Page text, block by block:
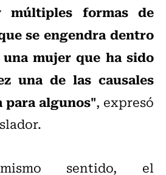
múltiples formas de
se engendra dentro
mujer que ha sido
una de las causales
para algunos", expresó
sentido, el